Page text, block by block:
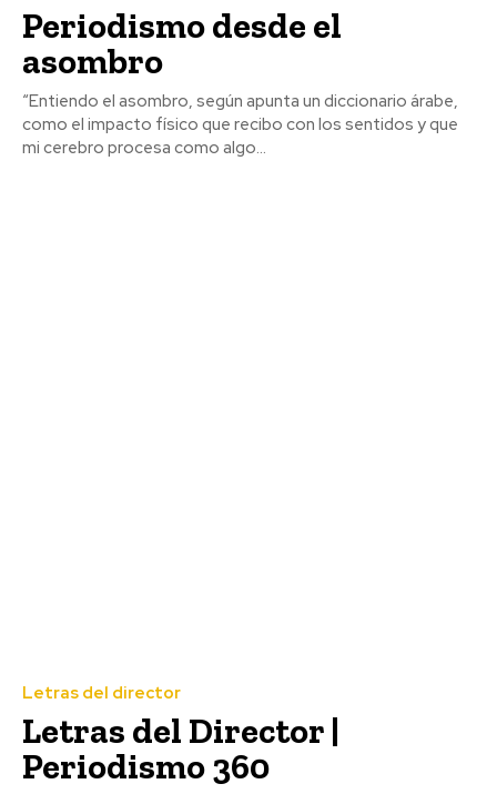
Periodismo desde el
asombro
“Entiendo el asombro, según apunta un diccionario árabe,
como el impacto físico que recibo con los sentidos y que
mi cerebro procesa como algo...
Letras del director
Letras del Director |
Periodismo 360